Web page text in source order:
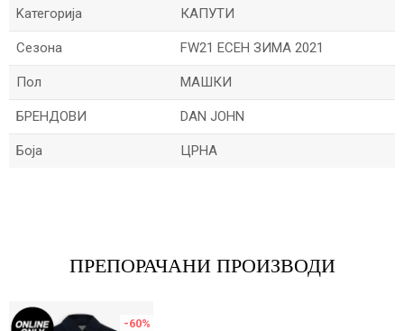
Kатегорија
КАПУТИ
Сезона FW21 ЕСЕН ЗИМА 2021
Пол МАШКИ
БРЕНДОВИ DAN JOHN
Боја ЦРНА
ПРЕПОРАЧАНИ ПРОИЗВОДИ
-60%